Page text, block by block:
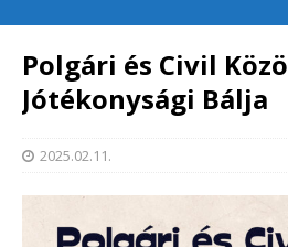
Polgári és Civil
Jótékonysági Bálja
2025.02.11.